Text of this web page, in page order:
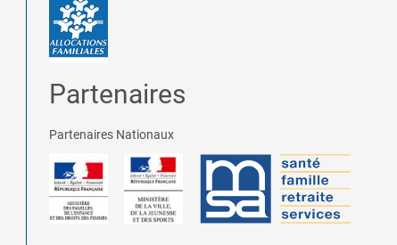
Partenaires
Partenaires Nationaux